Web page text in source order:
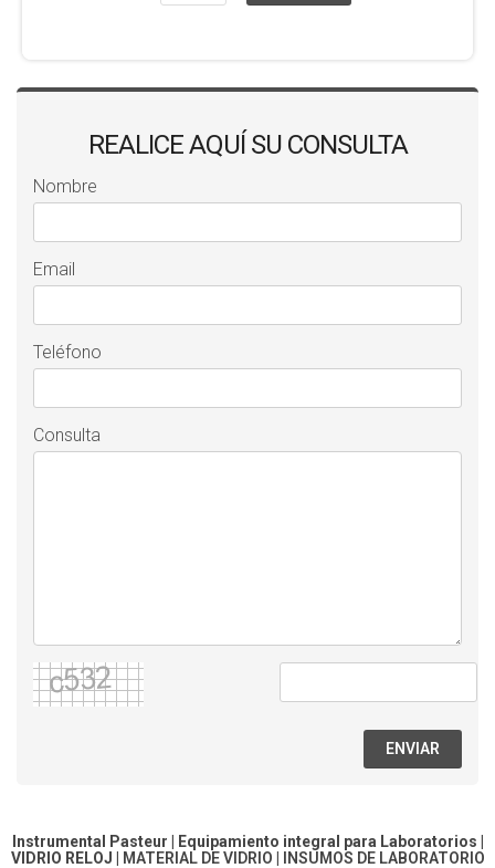
REALICE AQUÍ SU CONSULTA
Nombre
Email
Teléfono
Consulta
ENVIAR
Instrumental Pasteur | Equipamiento integral para Laboratorios |
VIDRIO RELOJ
MATERIAL DE VIDRIO INSUMOS DE LABORATORIO